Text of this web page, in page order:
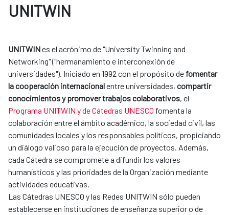
UNITWIN
UNITWINes el acrónimo de "University Twinning and
Networking" ("hermanamiento e interconexión de
universidades"). Iniciado en 1992 con el propósito de fomentar
la cooperación internacionalentre universidades, compartir
conocimientos y promover trabajos colaborativos, el
Programa UNITWIN y de Cátedras UNESCO fomenta la
colaboración entre el ámbito académico, la sociedad civil, las
comunidades locales y los responsables políticos, propiciando
un diálogo valioso para la ejecución de proyectos. Además,
cada Cátedra se compromete a difundir los valores
humanísticos y las prioridades de la Organización mediante
actividades educativas.
Las Cátedras UNESCO y las Redes UNITWIN sólo pueden
establecerse en instituciones de enseñanza superior o de